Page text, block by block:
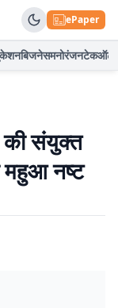
ePaper
बिजनेसमनोरंजनटेकऑटो
की संयुक्त
महुआ नष्ट